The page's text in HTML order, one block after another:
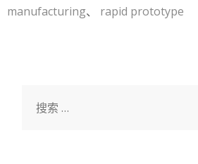
manufacturing、 rapid prototype
索：